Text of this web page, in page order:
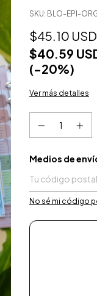
SKU: BLO-EPI-
$45.10 USD
$40.59
Ver más detalles
Entregas para el
Medios de
No sé mi código